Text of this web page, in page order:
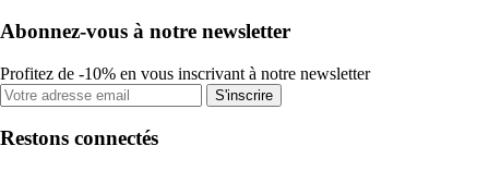
Abonnez-vous à notre newsletter
Profitez de -10% en vous inscrivant à notre newsletter
S'inscrire
Restons connectés